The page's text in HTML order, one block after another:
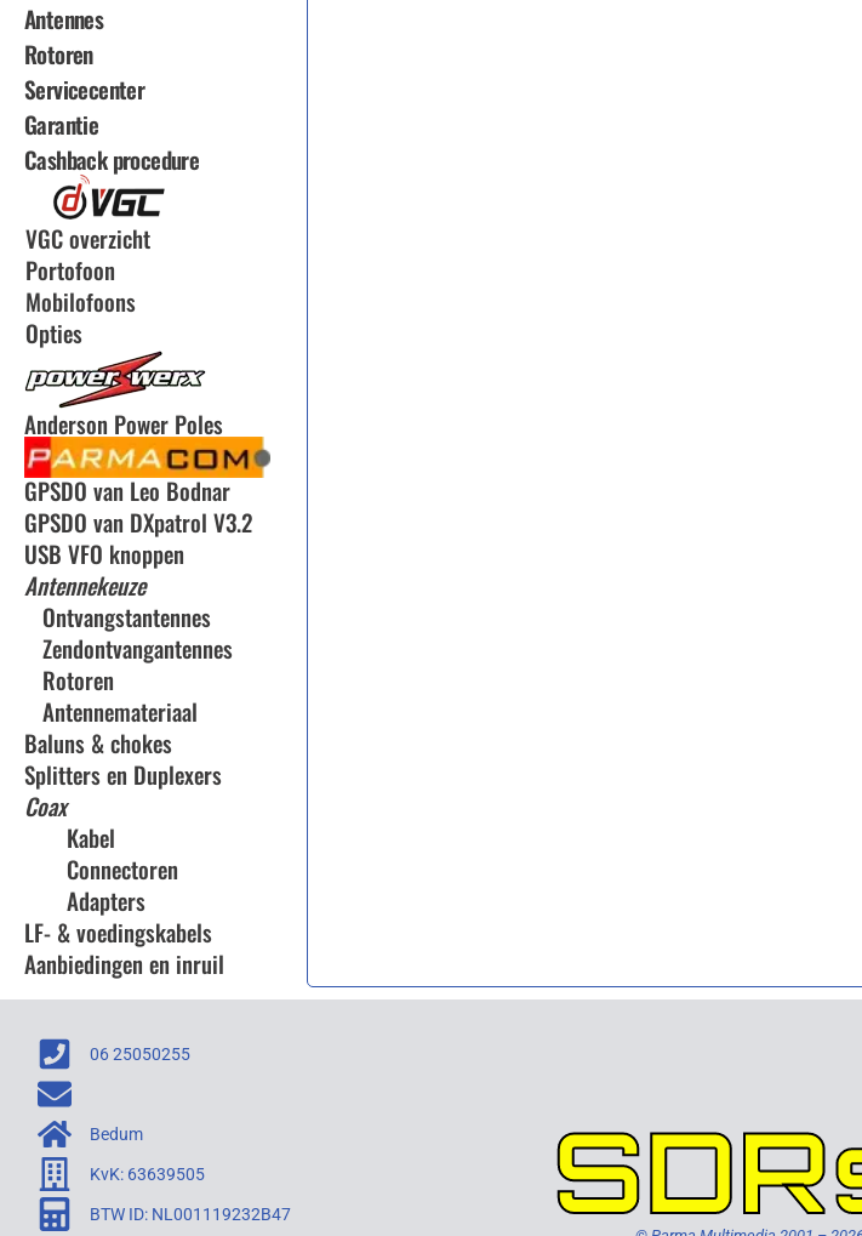
Antennes
Rotoren
Servicecenter
Garantie
Cashback procedure
VGC overzicht
Portofoon
Mobilofoons
Opties
Anderson Power Poles
GPSDO van Leo Bodnar
GPSDO van DXpatrol V3.2
USB VFO knoppen
Antennekeuze
Ontvangstantennes
Zendontvangantennes
Rotoren
Antennemateriaal
Baluns & chokes
Splitters en Duplexers
Coax
Kabel
Connectoren
Adapters
LF- & voedingskabels
Aanbiedingen en inruil
06 25050255
Bedum
KvK: 63639505
BTW ID: NL001119232B47